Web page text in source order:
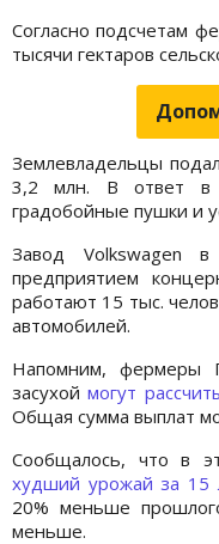
Согласно подсчетам
тысячи гектаров
Землевладельцы
3,2 млн. В ответ в
градобойные пушки и
Завод Volkswagen в
предприятием
работают 15 тыс.
автомобилей.
Напомним, фермеры
засухоймогут
Общая сумма выплат
Сообщалось, что в
худший урожай за 15
20% меньше
меньше.